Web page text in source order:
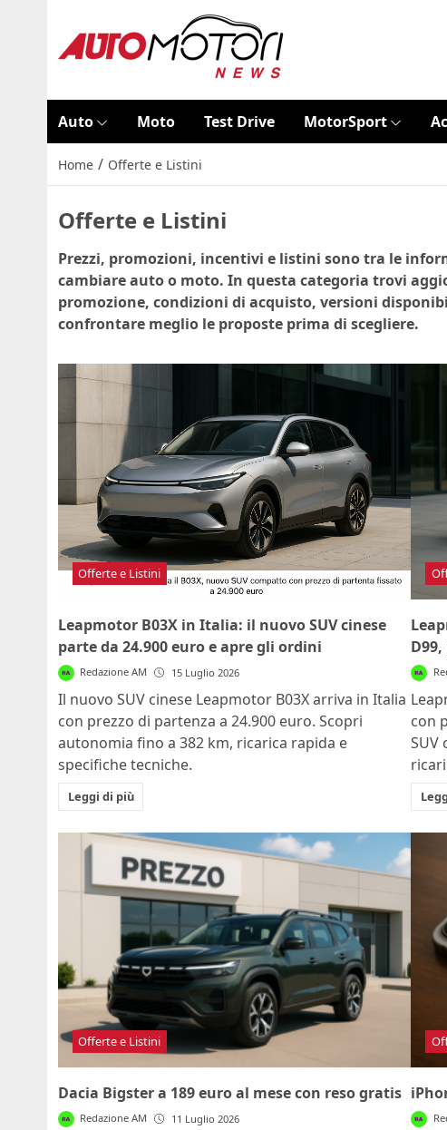
Auto Moto Test Drive MotorSport
Home / Offerte e Listini
Offerte e Listini
Prezzi, promozioni, incentivi e listini sono tra le
cambiare auto o moto. In questa categoria trovi
promozione, condizioni di acquisto, versioni
confrontare meglio le proposte prima di scegliere.
Offerte e Listini
Leapmotor B03X in Italia: il nuovo SUV cinese
parte da 24.900 euro e apre gli ordini
Redazione AM 15 Luglio 2026
Il nuovo SUV cinese Leapmotor B03X arriva in Italia
con prezzo di partenza a 24.900 euro. Scopri
autonomia fino a 382 km, ricarica rapida e
specifiche tecniche.
Leggi di più
con
SUV
Offerte e Listini
Dacia Bigster a 189 euro al mese con reso gratis
Redazione AM 11 Luglio 2026